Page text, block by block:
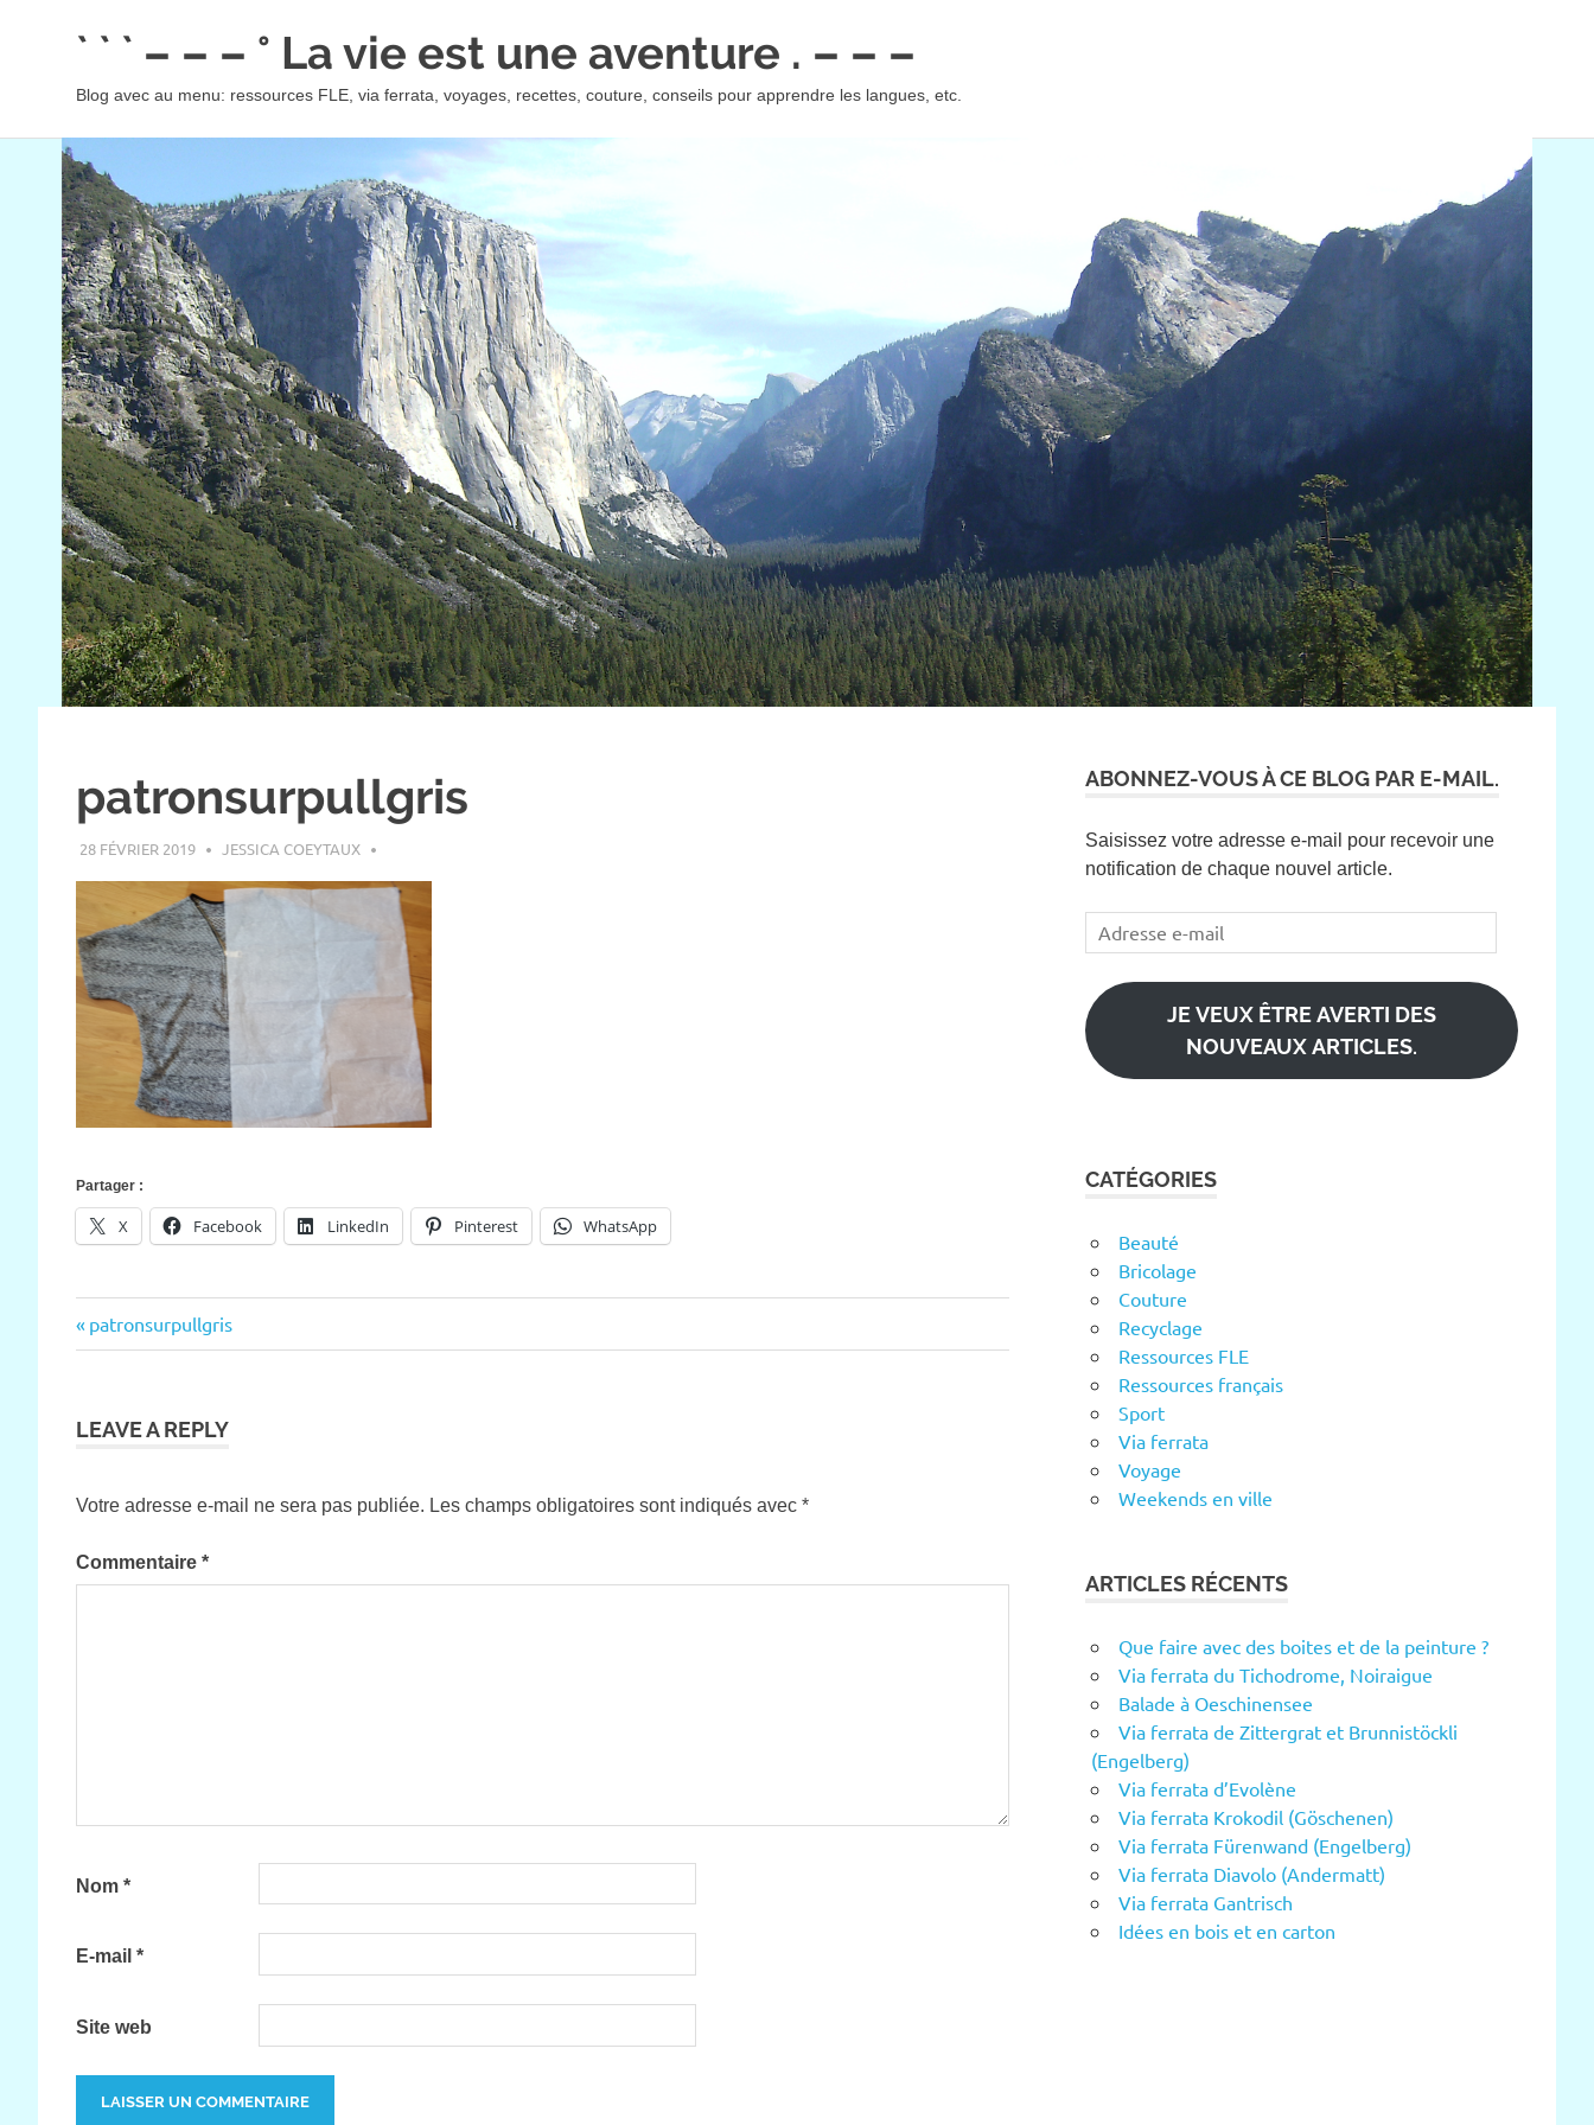
` ` ` – – – ° La vie est une aventure . – – –
Blog avec au menu: ressources FLE, via ferrata, voyages, recettes, couture, conseils pour apprendre les langues, etc.
patronsurpullgris
28 FÉVRIER 2019 JESSICA COEYTAUX
Partager :
X Facebook LinkedIn Pinterest WhatsApp
Navigation
l’article
Previous
Post:
patronsurpullgris
LEAVE A REPLY
Votre adresse e-mail ne sera pas publiée. Les champs obligatoires sont indiqués avec *
Commentaire *
Nom *
E-mail *
Site web
ABONNEZ-VOUS À CE BLOG PAR E-MAIL.
Saisissez votre adresse e-mail pour recevoir une
notification de chaque nouvel article.
Adresse
e-
mail
JE VEUX ÊTRE AVERTI DES
NOUVEAUX ARTICLES.
CATÉGORIES
Beauté
Bricolage
Couture
Recyclage
Ressources FLE
Ressources français
Sport
Via ferrata
Voyage
Weekends en ville
ARTICLES RÉCENTS
Que faire avec des boites et de la peinture ?
Via ferrata du Tichodrome, Noiraigue
Balade à Oeschinensee
Via ferrata de Zittergrat et Brunnistöckli
(Engelberg)
Via ferrata d’Evolène
Via ferrata Krokodil (Göschenen)
Via ferrata Fürenwand (Engelberg)
Via ferrata Diavolo (Andermatt)
Via ferrata Gantrisch
Idées en bois et en carton